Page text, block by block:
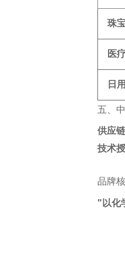
珠
医
日
五、
供应
技术
品牌
"以化